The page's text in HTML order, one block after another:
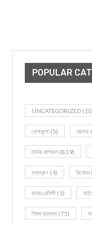
POPULAR
UNCATEGORIZED
খেলাধূলো (5) জেলার
দৈনিক রাশিফল (819)
বন্যপ্রাণ (4) বিনোদন
রান্না-রেসিপী (1)
শিক্ষা ব্যবস্থা (75)